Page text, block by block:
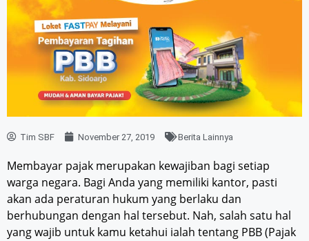
Tim SBF November 27, 2019 Berita Lainnya
Membayar pajak merupakan kewajiban bagi setiap
warga negara. Bagi Anda yang memiliki kantor, pasti
akan ada peraturan hukum yang berlaku dan
berhubungan dengan hal tersebut. Nah, salah satu hal
yang wajib untuk kamu ketahui ialah tentang PBB (Pajak